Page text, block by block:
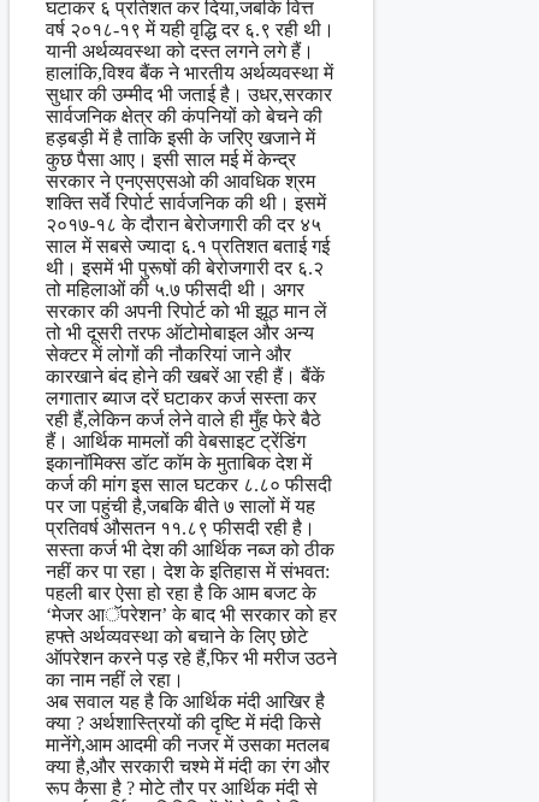
घटाकर ६ प्रतिशत कर दिया,जबकि वित्त
वर्ष २०१८-१९ में यही वृद्धि दर ६.९ रही थी।
यानी अर्थव्यवस्था को दस्त लगने लगे हैं।
हालांकि,विश्व बैंक ने भारतीय अर्थव्यवस्था में
सुधार की उम्मीद भी जताई है। उधर,सरकार
सार्वजनिक क्षेत्र की कंपनियों को बेचने की
हड़बड़ी में है ताकि इसी के जरिए खजाने में
कुछ पैसा आए। इसी साल मई में केन्द्र
सरकार ने एनएसएसओ की आवधिक श्रम
शक्ति सर्वे रिपोर्ट सार्वजनिक की थी। इसमें
२०१७-१८ के दौरान बेरोजगारी की दर ४५
साल में सबसे ज्यादा ६.१ प्रतिशत बताई गई
थी। इसमें भी पुरूषों की बेरोजगारी दर ६.२
तो महिलाओं की ५.७ फीसदी थी। अगर
सरकार की अपनी रिपोर्ट को भी झूठ मान लें
तो भी दूसरी तरफ ऑटोमोबाइल और अन्य
सेक्टर में लोगों की नौ‍करियां जाने और
कारखाने बंद होने की खबरें आ रही हैं। बैंकें
लगातार ब्याज दरें घटाकर कर्ज सस्ता कर
रही हैं,लेकिन कर्ज लेने वाले ही मुँह फेरे बैठे
हैं। आर्थिक मामलों की वेबसाइट ट्रेंडिंग
इकानाॅमिक्स डाॅट काॅम के मुताबिक देश में
कर्ज की मांग इस साल घटकर ८.८० फीसदी
पर जा पहुंची है,जबकि बीते ७ सालों में यह
प्रतिवर्ष औसतन ११.८९ फीसदी रही है।
सस्ता कर्ज भी देश की आर्थिक नब्ज को ठीक
नहीं कर पा रहा। देश के इतिहास में संभवत:
पहली बार ऐसा हो रहा है कि आम बजट के
‘मेजर आॅपरेशन’ के बाद भी सरकार को हर
हफ्‍ते अर्थव्यवस्था को बचाने के लिए छोटे
ऑपरेशन करने पड़ रहे हैं,फिर भी मरीज उठने
का नाम नहीं ले रहा।
अब सवाल यह है कि आर्थिक मंदी आखिर है
क्या ? अर्थशास्त्रियों की दृष्टि में मंदी किसे
मानेंगे,आम आदमी की नजर में उसका मतलब
क्या है,और सरकारी चश्मे में मंदी का रंग और
रूप कैसा है ? मोटे तौर पर आर्थिक मंदी से